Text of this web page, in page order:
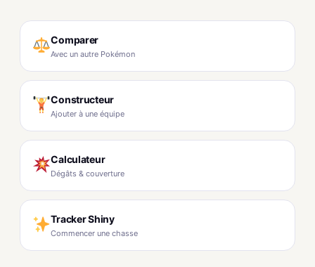
Comparer
Avec un autre Pokémon
Constructeur
Ajouter à une équipe
Calculateur
Dégâts & couverture
Tracker Shiny
Commencer une chasse